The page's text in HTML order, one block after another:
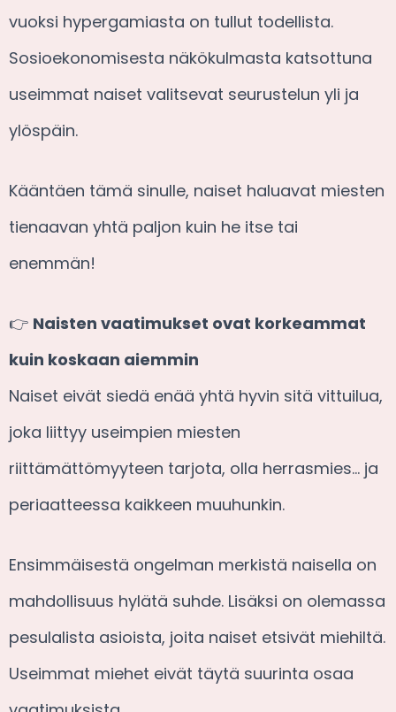
vuoksi hypergamiasta on tullut todellista.
Sosioekonomisesta näkökulmasta katsottuna
useimmat naiset valitsevat seurustelun yli ja
ylöspäin.
Kääntäen tämä sinulle, naiset haluavat miesten
tienaavan yhtä paljon kuin he itse tai
enemmän!
👉 Naisten vaatimukset ovat korkeammat
kuin koskaan aiemmin
Naiset eivät siedä enää yhtä hyvin sitä vittuilua,
joka liittyy useimpien miesten
riittämättömyyteen tarjota, olla herrasmies… ja
periaatteessa kaikkeen muuhunkin.
Ensimmäisestä ongelman merkistä naisella on
mahdollisuus hylätä suhde. Lisäksi on olemassa
pesulalista asioista, joita naiset etsivät miehiltä.
Useimmat miehet eivät täytä suurinta osaa